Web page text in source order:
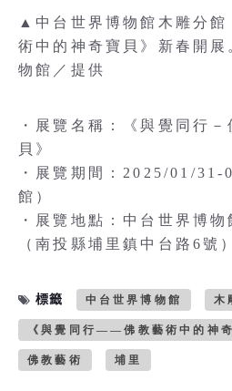
▲中台世界博物館木雕分館
術中的神奇寶貝》新春開
物館／提供
・展覽名稱：《與覺同行
貝》
・展覽期間：2025/01/31-
館）
・展覽地點：中台世界博
（南投縣埔里鎮中台路6號）
標籤 中台世界博物館 木
《與覺同行——佛教藝術中的神奇
佛教藝術 埔里